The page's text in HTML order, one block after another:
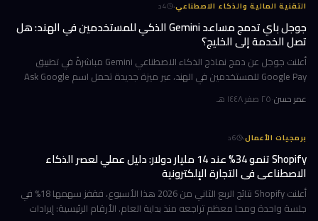
التقنية المالية والذكاء الاصطناعي·
4د
جوجل باي تدمج مساعد Gemini الذكي للمستخدمين في الهند: هل
تصل الخدمة إلى الخليج؟
أعلنت جوجل عن دمج نماذج الذكاء الاصطناعي Gemini مباشرةً في تطبيق
Google Pay للمستخدمين في الهند، عبر ميزة جديدة تحمل اسم Ask Google
عمر حسن·٢٥ صفر ١٤٤٨ هـ
برمجيات الأعمال·
6د
Shopify تنمو 34% عند 14 مليار دولار: دليل عملي لعصر الذكاء
الاصطناعي في التجارة الإلكترونية
أعلنت Shopify نتائج الربع الثاني من 2026 هذا الأسبوع، فقفز سهمها 18% في
جلسة واحدة ومحا معظم تراجعه منذ بداية العام. الأرقام الرئيسية: إيرادات